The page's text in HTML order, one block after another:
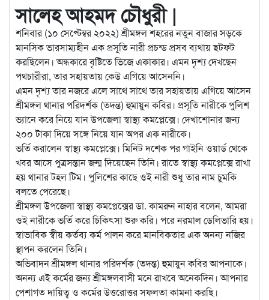
সালেহ আহমদ চৌধুরী |
শনিবার (১০ সেপ্টেম্বর ২০২২) শ্রীমঙ্গল শহরের নতুন বাজার সড়কে
মানসিক ভারসাম্যহীন এক প্রসূতি নারী প্রচন্ড প্রসব ব্যথায় ছটফট
করছিলেন। অন্ধকারে বৃষ্টিতে ভিজে একাকার। এমন দৃশ্য দেখছেন
পথচারীরা, তার সহায়তায় কেউ এগিয়ে আসেননি।
এমন দৃশ্য তার নজরে এলে সাথে সাথে তার সহায়তায় এগিয়ে আসেন
শ্রীমঙ্গল থানার পরিদর্শক (তদন্ত) হুমায়ুন কবির। প্রসূতি নারীকে পুলিশ
ভ্যানে করে নিয়ে যান উপজেলা স্বাস্থ্য কমপ্লেক্সে। দেখাশোনার জন্য
২০০ টাকা দিয়ে সঙ্গে নিয়ে যান অপর এক নারীকে।
ভর্তি করালেন স্বাস্থ্য কমপ্লেক্সে। মিনিট দশেক পর গাইনি ওয়ার্ড থেকে
খবর আসে পুত্রসন্তান জন্ম দিয়েছেন তিনি। রাতে স্বাস্থ্য কমপ্লেক্সে রাখা
হয় থানার টহল টিম। পুলিশের কাছে ওই নারী শুধু তার নাম চুমকি
বলতে পেরেছে।
শ্রীমঙ্গল উপজেলা স্বাস্থ্য কমপ্লেক্সের ডা. কামরুন নাহার বলেন, আমরা
ওই নারীকে ভর্তি করে চিকিৎসা শুরু করি। পরে নরমাল ডেলিভারি হয়।
স্বাভাবিক স্বীয় কর্তব্য কর্ম পালন করে মানবিকতার এক অনন্য নজির
স্থাপন করলেন তিনি।
অভিবাদন শ্রীমঙ্গল থানার পরিদর্শক (তদন্ত) হুমায়ুন কবির আপনাকে।
অনন্য এই কর্মের জন্য শ্রীমঙ্গলবাসী মনে রাখবে অনেকদিন। আপনার
পেশাগত দায়িত্ব ও কর্মের উত্তরোত্তর সফলতা কামনা করছি।